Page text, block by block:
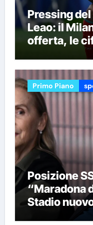
Pressing
Leao: il
offerta, le
Primo Piano
Posizione
“Maradona
Stadio